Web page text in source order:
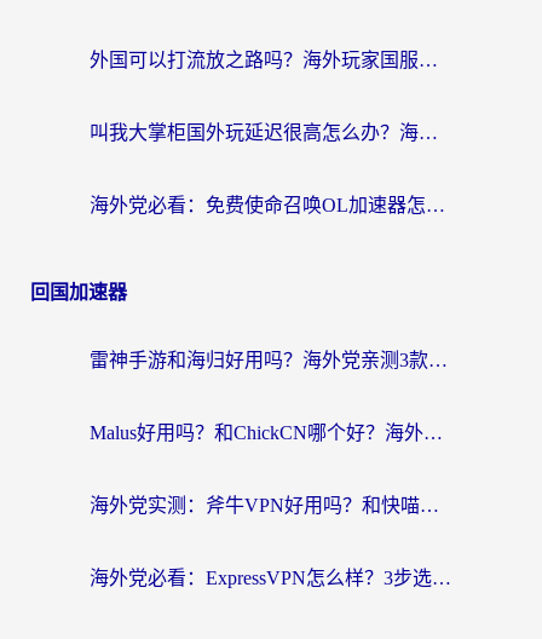
外国可以打流放之路吗？海外玩家国服游戏畅玩终极指南（附实测推荐）
叫我大掌柜国外玩延迟很高怎么办？海外党亲测的国服游戏加速全攻略
海外党必看：免费使命召唤OL加速器怎么选？3个国服游戏加速痛点一次性解决
回国加速器
雷神手游和海归好用吗？海外党亲测3款热门回国加速器+番茄加速器深度体验
Malus好用吗？和ChickCN哪个好？海外党亲测：选对回国加速器，追剧游戏不卡顿
海外党实测：斧牛VPN好用吗？和快喵VPN对比哪个回国效果更好？附3款热门加速器深度分析
海外党必看：ExpressVPN怎么样？3步选对回国加速器，无缝刷国内剧玩手游